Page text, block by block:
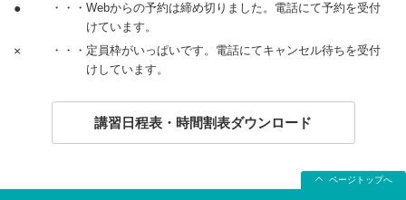
●
・・・Webからの予約は締め切りました。電話にて予約を受付
けています。
×
・・・定員枠がいっぱいです。電話にてキャンセル待ちを受付
けしています。
講習日程表・時間割表ダウンロード
ページトップへ